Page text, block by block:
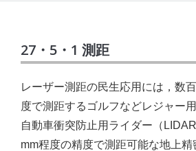
サ
27・5・1 測距
レーザー測距の民生応用には，数
度で測距するゴルフなどレジャー
自動車衝突防止用ライダー（
mm程度の精度で測距可能な地上